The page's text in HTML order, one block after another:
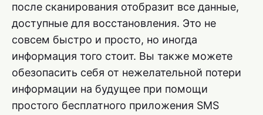
после сканирования отобразит все данные,
доступные для восстановления. Это не
совсем быстро и просто, но иногда
информация того стоит. Вы также можете
обезопасить себя от нежелательной потери
информации на будущее при помощи
простого бесплатного приложения SMS